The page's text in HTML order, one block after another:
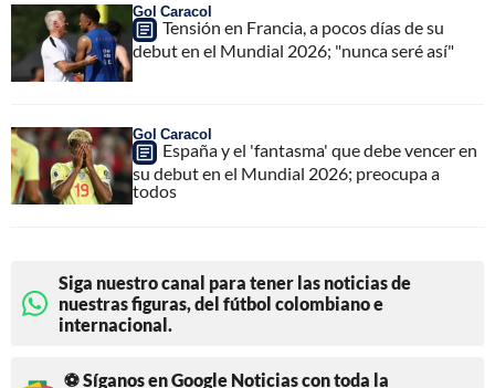
Gol Caracol
Tensión en Francia, a pocos días de su
debut en el Mundial 2026; "nunca seré así"
Gol Caracol
España y el 'fantasma' que debe vencer en
su debut en el Mundial 2026; preocupa a
todos
Siga nuestro canal para tener las noticias de
nuestras figuras, del fútbol colombiano e
internacional.
⚽ Síganos en Google Noticias con toda la